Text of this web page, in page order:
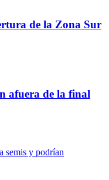
de la Zona Sur
afuera de la final